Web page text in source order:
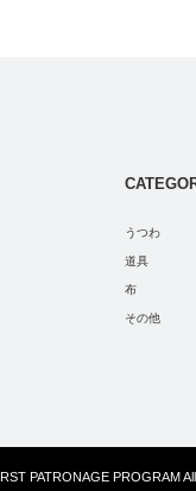
うつわ
道具
布
その他
PATRONAGE PROGRAM